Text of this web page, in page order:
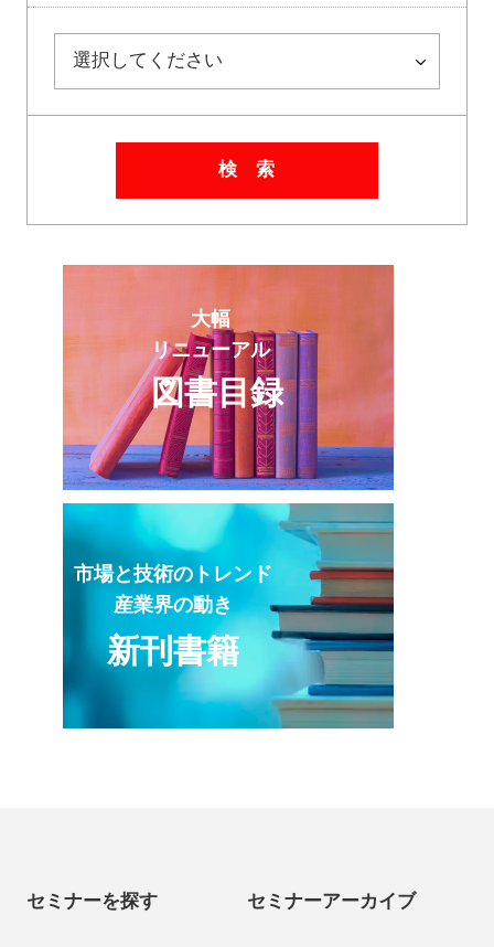
検 索
大幅
リニューアル
図書目録
市場と技術のトレンド
産業界の動き
新刊書籍
セミナーを探す セミナーアーカイブ